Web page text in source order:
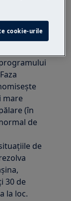
afecta
mare
(în
de
de
30 de
la loc.
cookie-urile